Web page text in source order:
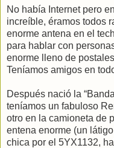
No había Internet pero
increíble, éramos todos
enorme antena en el
para hablar con
enorme lleno de
Teníamos amigos en
Después nació la
teníamos un fabuloso
otro en la camioneta de
entena enorme (un
chica por el 5YX1132,